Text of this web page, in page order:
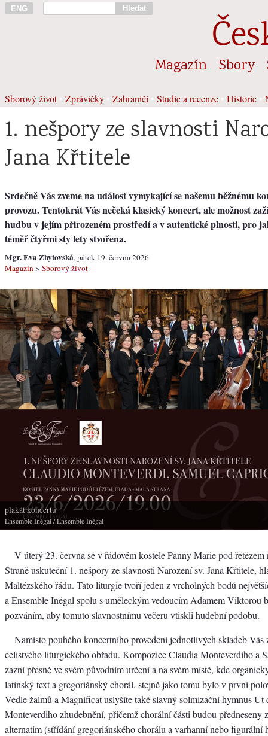
ENG Hledat
Magazín Sbory
Sborový život• Zprávičky Zahraničí• Studie a recenze Historie
1. nešpory ze slavnosti
Jana Křtitele
Srdečně Vás zveme na událost vymykající se našemu běžnému
provozu. Tentokrát Vás nečeká klasický koncert, ale možnost
hudbu v jejím přirozeném prostředí a v autentické plnosti, pro
téměř čtyřmi sty lety stvořena.
Mgr. Eva Zbytovská, pátek 19. června 2026
Magazín > Sborový život
plakát koncertu
Ensemble Inégal/ Ensemble Inégal
V úterý 23. června se v řádovém kostele Panny Marie pod řetězem
Straně uskuteční 1. nešpory ze slavnosti Narození sv. Jana Křtitele,
Maltézského řádu. Tato liturgie tvoří jeden z vrcholných bodů
a Ensemble Inégal spolu s uměleckým vedoucím Adamem Viktorou
pozváním, aby tomuto slavnostnímu večeru vtiskli hudební podobu.
Namísto pouhého koncertního provedení jednotlivých skladeb Vás
celistvého liturgického obřadu. Kompozice Claudia Monteverdiho a
zazní přesně ve svém původním určení a na svém místě, kde
latinský text a gregoriánský chorál, stejně jako tomu bylo v první
Vedle žalmů a Magnificat uslyšíte také slavný solmizační hymnus Ut
Monteverdiho zhudebnění, přičemž chorální části budou předneseny
alternatim (střídání gregoriánského chorálu a varhanní nebo figurální